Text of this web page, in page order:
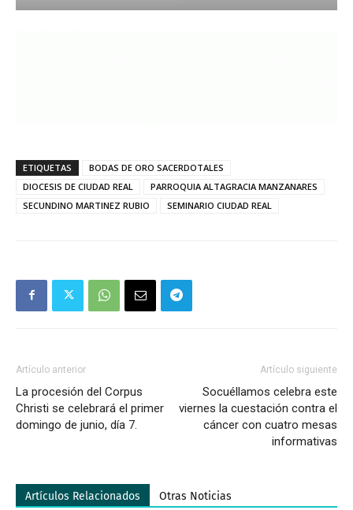
ETIQUETAS
BODAS DE ORO SACERDOTALES
DIOCESIS DE CIUDAD REAL
PARROQUIA ALTAGRACIA MANZANARES
SECUNDINO MARTINEZ RUBIO
SEMINARIO CIUDAD REAL
Artículo anterior
La procesión del Corpus
Christi se celebrará el primer
domingo de junio, día 7.
Artículo siguiente
Socuéllamos celebra este
viernes la cuestación contra el
cáncer con cuatro mesas
informativas
Artículos Relacionados Otras Noticias